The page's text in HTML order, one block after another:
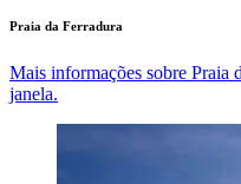
Praia da Ferradura
Mais informações sobre Praia
janela.